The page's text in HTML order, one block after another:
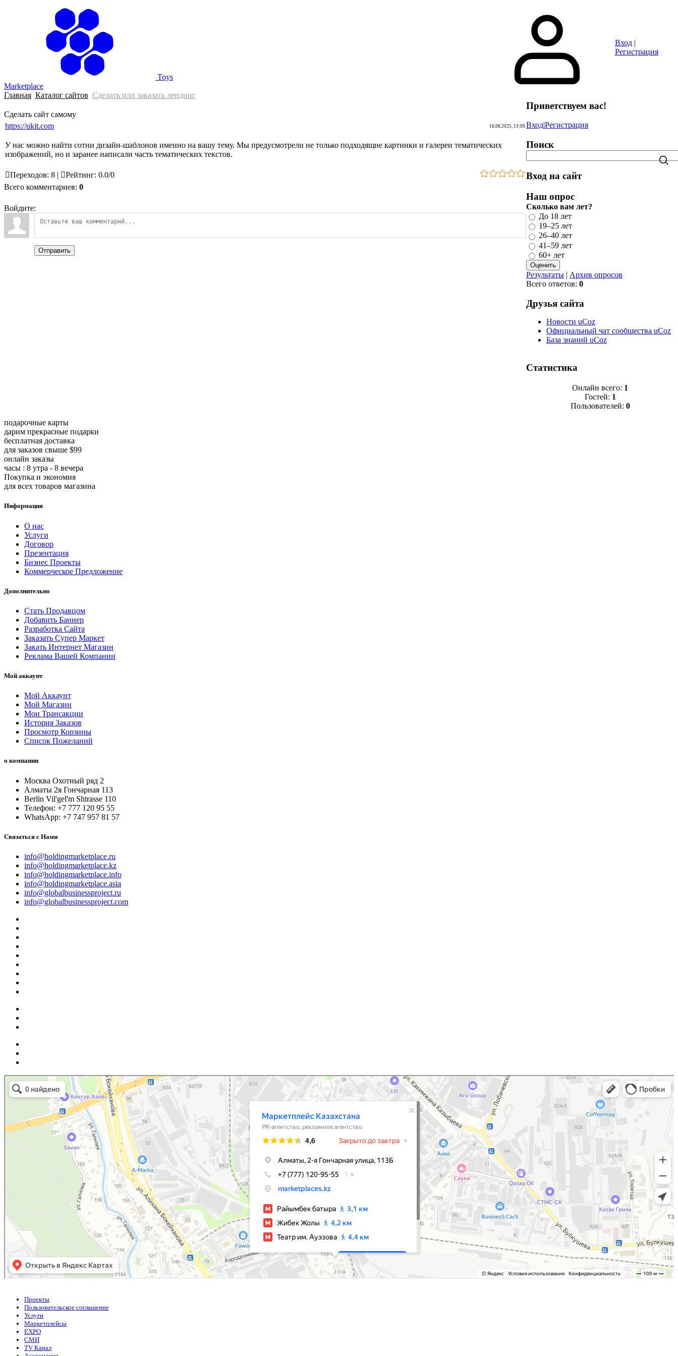
Toys
Marketplace
FAQ
Вход|
Регистрация
Главная Каталог сайтов Сделать или заказать лендинг
Сделать сайт самому
https://ukit.com
16.08.2025, 13:09
У нас можно найти сотни дизайн-шаблонов именно на вашу тему. Мы предусмотрели не только подходящие картинки и галереи тематических
изображений, но и заранее написали часть тематических текстов.
Переходов: 8 | Рейтинг: 0.0/0
Всего комментариев: 0
Войдите:
Отправить
Приветствуем вас!
Вход|Регистрация
Поиск
Вход на сайт
Наш опрос
Сколько вам лет?
До 18 лет
19–25 лет
26–40 лет
41–59 лет
60+ лет
Результаты | Архив опросов
Всего ответов: 0
Друзья сайта
Новости uCoz
Официальный чат сообщества uCoz
База знаний uCoz
Статистика
Онлайн всего: 1
Гостей: 1
Пользователей: 0
подарочные карты
дарим прекрасные подарки
бесплатная доставка
для заказов свыше $99
онлайн заказы
часы : 8 утра - 8 вечера
Покупка и экономия
для всех товаров магазина
Информация
О нас
Услуги
Договор
Презентация
Бизнес Проекты
Коммерческое Предложение
Дополнительно
Стать Продавцом
Добавить Баннер
Разработка Сайта
Заказать Супер Маркет
Закать Интернет Магазин
Реклама Вашей Компании
Мой аккаунт
Мой Аккаунт
Мой Магазин
Мои Трансакции
История Заказов
Просмотр Корзины
Список Пожеланий
о компании
Москва Охотный ряд 2
Алматы 2я Гончарная 113
Berlin Vil'gel'm Shtrasse 110
Телефон: +7 777 120 95 55
WhatsApp: +7 747 957 81 57
Связаться с Нами
info@holdingmarketplace.ru
info@holdingmarketplace.kz
info@holdingmarketplace.info
info@holdingmarketplace.asia
info@globalbusinessproject.ru
info@globalbusinessproject.com
Маркетплейс Казахстана
Рекламное агентство в Алматы
Информационное агентство в Алматы
Проекты
Пользовательское соглашение
Услуги
Маркетплейсы
EXPO
СМИ
TV Канал